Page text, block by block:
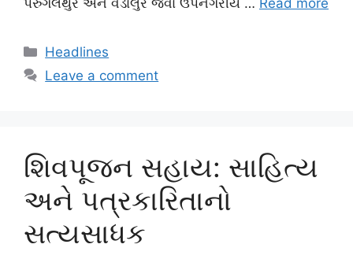
Categories
Headlines
Leave a comment
શિવપૂજન સહાય: સાહિત્ય
અને પત્રકારિતાનો
સત્યસાધક